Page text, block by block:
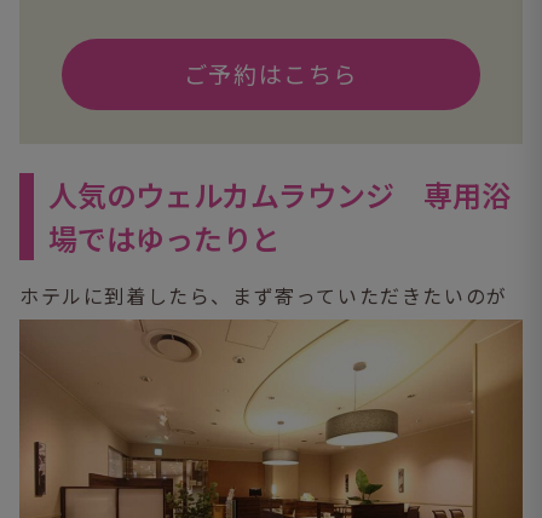
ご予約はこちら
人気のウェルカムラウンジ 専用浴
場ではゆったりと
ホテルに到着したら、まず寄っていただきたいのが